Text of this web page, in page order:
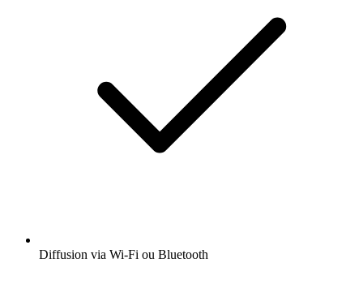
Diffusion via Wi-Fi ou Bluetooth